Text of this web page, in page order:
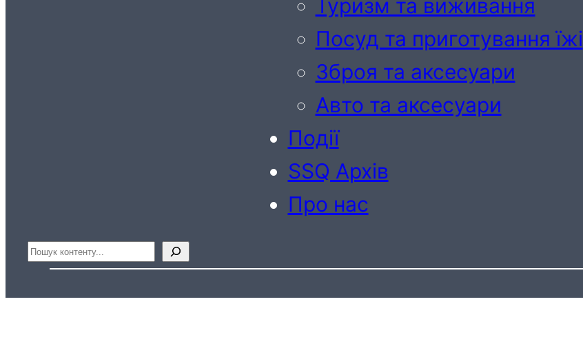
Туризм та виживання
Посуд та приготування їжі
Зброя та аксесуари
Авто та аксесуари
Події
SSQ Архів
Про нас
Пошук